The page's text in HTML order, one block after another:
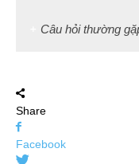
Câu hỏi thường
Share
Facebook